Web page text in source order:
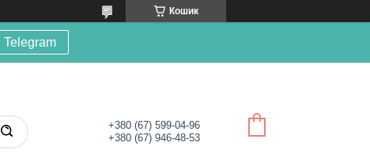
Кошик
Telegram
+380 (67) 599-04-96
+380 (67) 946-48-53